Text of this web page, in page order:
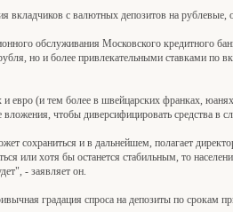
вкладчиков с валютных депозитов на рублевые,
обслуживания Московского кредитного
но и более привлекательными ставками по
евро (и тем более в швейцарских франках,
чтобы диверсифицировать средства в
сохраниться и в дальнейшем, полагает
или хотя бы останется стабильным, то
- заявляет он.
градация спроса на депозиты по срокам